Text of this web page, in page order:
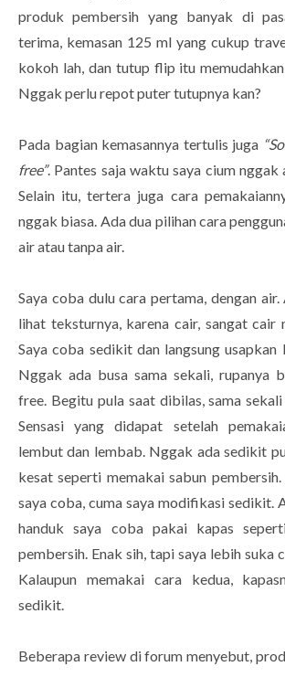
produk pembersih yang banyak di
terima, kemasan 125 ml yang cukup
kokoh lah, dan tutup flip itu
Nggak perlu repot puter tutupnya kan?
Pada bagian kemasannya tertulis juga
free”. Pantes saja waktu saya cium nggak
Selain itu, tertera juga cara
nggak biasa. Ada dua pilihan cara
air atau tanpa air.
Saya coba dulu cara pertama, dengan
lihat teksturnya, karena cair, sangat cair
Saya coba sedikit dan langsung usapkan
Nggak ada busa sama sekali, rupanya
free. Begitu pula saat dibilas, sama
Sensasi yang didapat setelah
lembut dan lembab. Nggak ada sedikit
kesat seperti memakai sabun
saya coba, cuma saya modifikasi sedikit.
handuk saya coba pakai kapas
pembersih. Enak sih, tapi saya lebih suka
Kalaupun memakai cara kedua,
sedikit.
Beberapa review di forum menyebut,